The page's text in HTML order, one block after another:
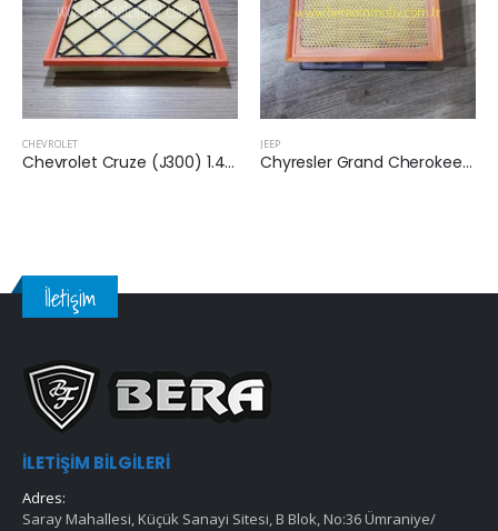
CHEVROLET
Chevrolet Cruze (J300) 1.4 Benzinli 2010 Sonrası Hava Filtresi
JEEP
Chyresler Grand Cherokee 2010 Sonrası 3.6 Benzinli Hava Filtresi
İletişim
İLETIŞIM BILGILERI
Adres:
Saray Mahallesi, Küçük Sanayi Sitesi, B Blok, No:36 Ümraniye/